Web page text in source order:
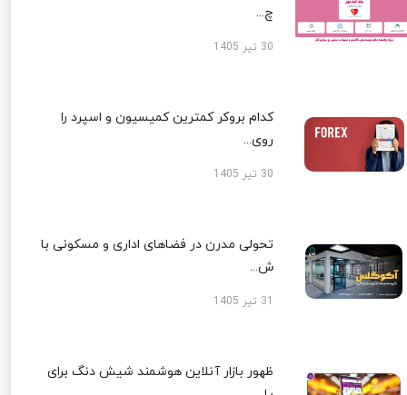
چ...
30 تیر 1405
کدام بروکر کمترین کمیسیون و اسپرد را
روی...
30 تیر 1405
تحولی مدرن در فضاهای اداری و مسکونی با
ش...
ظهور بازار آنلاین هوشمند شیش دنگ برای